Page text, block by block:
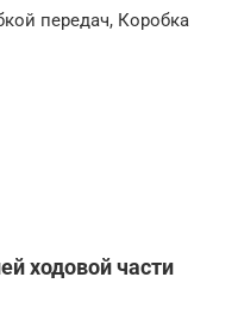
передач, Коробка
ходовой части